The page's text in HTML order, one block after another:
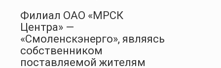
Филиал ОАО «МРСК
Центра» —
«Смоленскэнерго», являясь
собственником
поставляемой жителям